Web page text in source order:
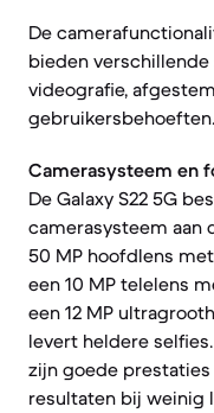
De
bieden
videografie,
gebruikersbehoeften.
Camerasysteem en
De Galaxy S22 5G
camerasysteem aan
50 MP hoofdlens
een 10 MP telelens
een 12 MP
levert heldere
zijn goede
resultaten bij weinig